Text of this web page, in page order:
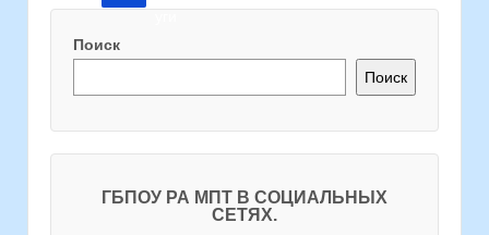
Поиск
Поиск
ГБПОУ РА МПТ В СОЦИАЛЬНЫХ
СЕТЯХ.